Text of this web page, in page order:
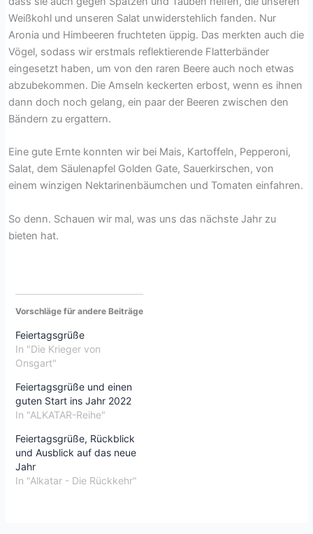
Weißkohl und unseren Salat unwiderstehlich fanden. Nur
Aronia und Himbeeren fruchteten üppig. Das merkten auch die
Vögel, sodass wir erstmals reflektierende Flatterbänder
eingesetzt haben, um von den raren Beere auch noch etwas
abzubekommen. Die Amseln keckerten erbost, wenn es ihnen
dann doch noch gelang, ein paar der Beeren zwischen den
Bändern zu ergattern.
Eine gute Ernte konnten wir bei Mais, Kartoffeln, Pepperoni,
Salat, dem Säulenapfel Golden Gate, Sauerkirschen, von
einem winzigen Nektarinenbäumchen und Tomaten einfahren.
So denn. Schauen wir mal, was uns das nächste Jahr zu
bieten hat.
Vorschläge für andere Beiträge
Feiertagsgrüße
In "Die Krieger von
Onsgart"
Feiertagsgrüße und einen
guten Start ins Jahr 2022
In "ALKATAR-Reihe"
Feiertagsgrüße, Rückblick
und Ausblick auf das neue
Jahr
In "Alkatar - Die Rückkehr"